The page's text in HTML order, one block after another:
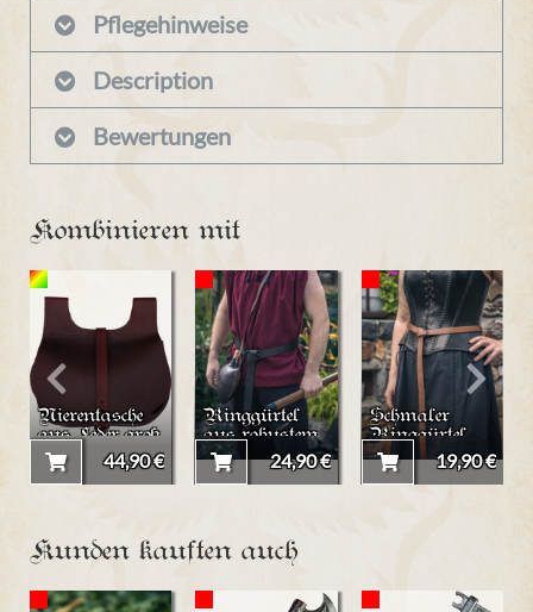
Pflegehinweise
Description
Bewertungen
Kombinieren mit
Nierentasche
aus Leder groß
44,90 €
Ringgürtel
aus robustem
Leder
24,90 €
Schmaler
Ringgürtel
aus robustem
Leder
19,90 €
Kunden kauften auch